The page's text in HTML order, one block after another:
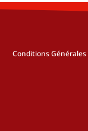
Conditions Générales